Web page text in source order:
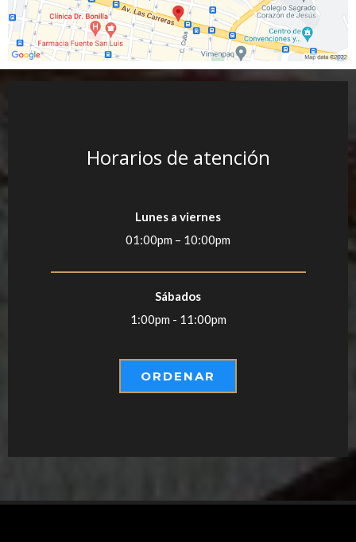
Horarios de atención
Lunes a viernes
01:00pm – 10:00pm
Sábados
1:00pm - 11:00pm
ORDENAR